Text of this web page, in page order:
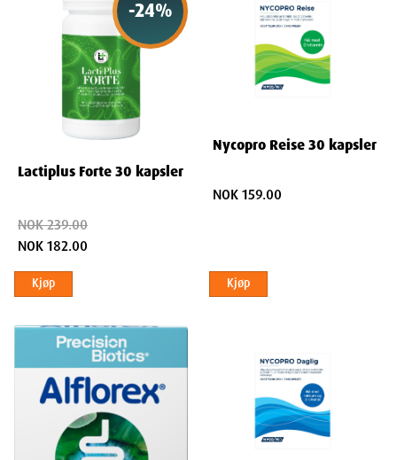
-24%
Lactiplus Forte 30 kapsler
NOK 239.00
NOK 182.00
Kjøp
Nycopro Reise 30 kapsler
NOK 159.00
Kjøp